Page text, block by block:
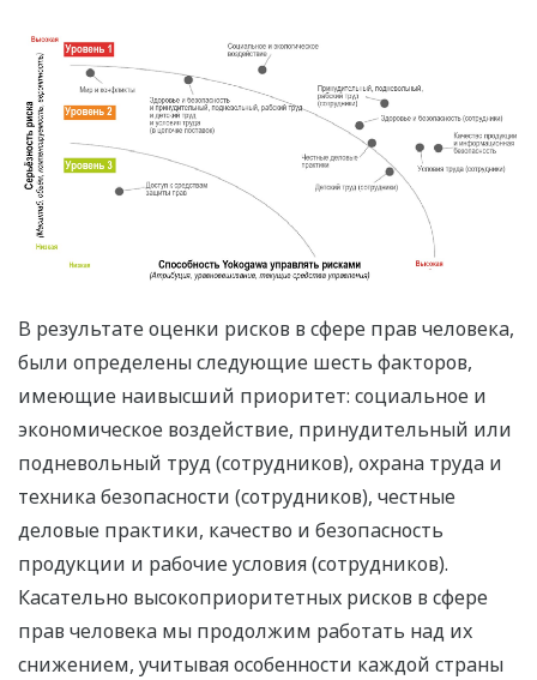
В результате оценки рисков в сфере прав человека,
были определены следующие шесть факторов,
имеющие наивысший приоритет: социальное и
экономическое воздействие, принудительный или
подневольный труд (сотрудников), охрана труда и
техника безопасности (сотрудников), честные
деловые практики, качество и безопасность
продукции и рабочие условия (сотрудников).
Касательно высокоприоритетных рисков в сфере
прав человека мы продолжим работать над их
снижением, учитывая особенности каждой страны